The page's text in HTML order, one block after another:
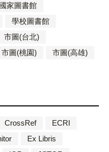
國家圖書館
學校圖書館
市圖(台北)
市圖(桃園)
市圖(高雄)
CrossRef
ECRI
Ex Libris